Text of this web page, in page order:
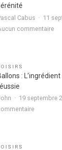
Cabus
11
commentairesur
son
:
19 septembre
sur